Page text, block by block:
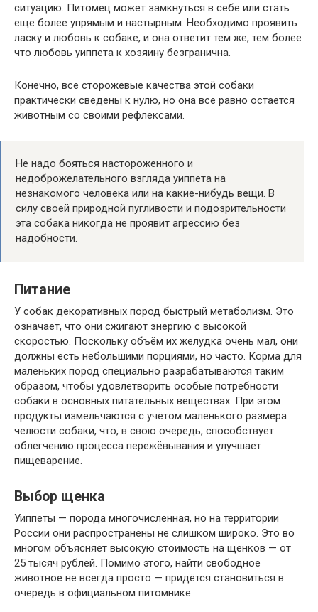
ситуацию. Питомец может замкнуться в себе или стать
еще более упрямым и настырным. Необходимо проявить
ласку и любовь к собаке, и она ответит тем же, тем более
что любовь уиппета к хозяину безгранична.
Конечно, все сторожевые качества этой собаки
практически сведены к нулю, но она все равно остается
животным со своими рефлексами.
Не надо бояться настороженного и
недоброжелательного взгляда уиппета на
незнакомого человека или на какие-нибудь вещи. В
силу своей природной пугливости и подозрительности
эта собака никогда не проявит агрессию без
надобности.
Питание
У собак декоративных пород быстрый метаболизм. Это
означает, что они сжигают энергию с высокой
скоростью. Поскольку объём их желудка очень мал, они
должны есть небольшими порциями, но часто. Корма для
маленьких пород специально разрабатываются таким
образом, чтобы удовлетворить особые потребности
собаки в основных питательных веществах. При этом
продукты измельчаются с учётом маленького размера
челюсти собаки, что, в свою очередь, способствует
облегчению процесса пережёвывания и улучшает
пищеварение.
Выбор щенка
Уиппеты — порода многочисленная, но на территории
России они распространены не слишком широко. Это во
многом объясняет высокую стоимость на щенков — от
25 тысяч рублей. Помимо этого, найти свободное
животное не всегда просто — придётся становиться в
очередь в официальном питомнике.